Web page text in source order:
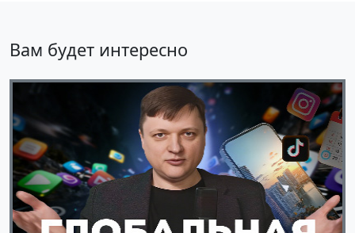
Вам будет интересно